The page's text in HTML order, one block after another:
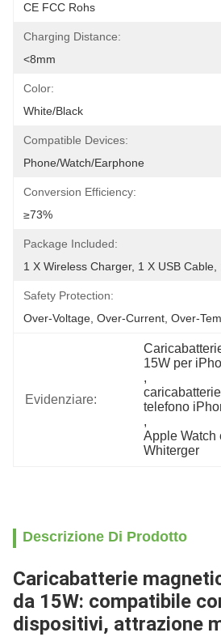
CE FCC Rohs
Charging Distance:
<8mm
Color:
White/Black
Compatible Devices:
Phone/Watch/Earphone
Conversion Efficiency:
≥73%
Package Included:
1 X Wireless Charger, 1 X USB
Safety Protection:
Over-Voltage, Over-Current, Over-
Evidenziare:
15W per
,
telefono
,
Apple Watch
Whiterger
Descrizione Di Prodotto
Caricabatterie
da 15W: compatibile
dispositivi, attrazione